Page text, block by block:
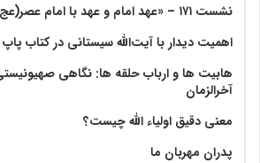
نشست ۱۷۱ – «عهد امام و عهد با امام عصر(عج)»
اهمیت دیدار با آیت‌الله سیستانی در کتاب پاپ
هابیت ها و ارباب حلقه ها: نگاهی
آخرالزمان
معنی دقیق اولیاء الله چیست؟
پدران مهربان ما